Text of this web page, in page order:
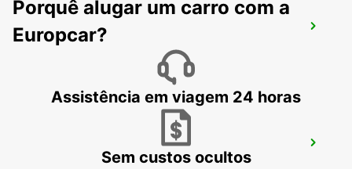
BRAAMFONTEIN
BRAAMFONTEIN - SOUTH AFRICA
FOURWAYS
JOHANNESBURG - SOUTH AFRICA
Porquê alugar um carro com a
Europcar?
Assistência em viagem 24 horas
Sem custos ocultos